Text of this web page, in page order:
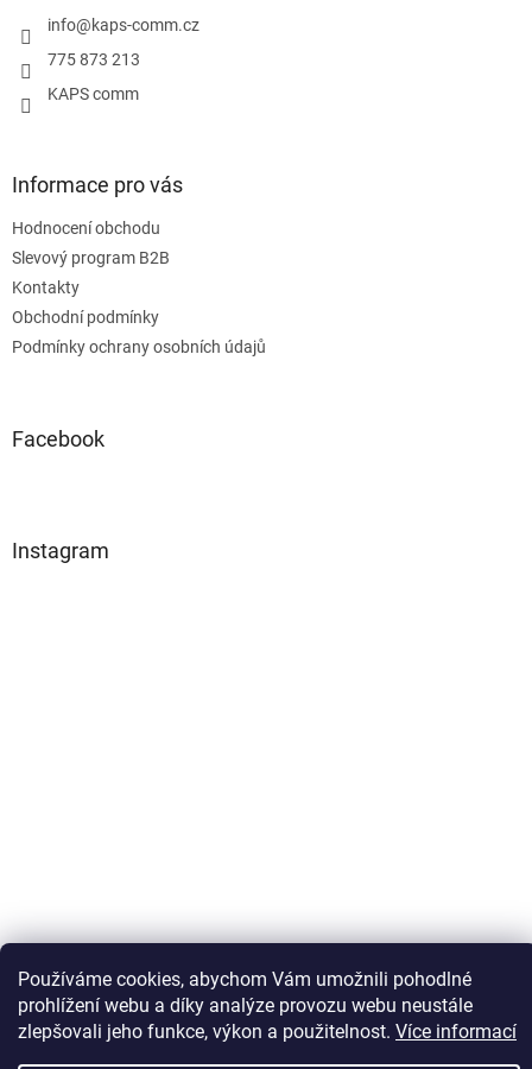
Používáme cookies, abychom Vám umožnili pohodlné
prohlížení webu a díky analýze provozu webu neustále
zlepšovali jeho funkce, výkon a použitelnost. Více informací
info@kaps-comm.cz
775 873 213
KAPS comm
Informace pro vás
Hodnocení obchodu
Slevový program B2B
Kontakty
Obchodní podmínky
Podmínky ochrany osobních údajů
Facebook
Instagram
Sledovat na Instagramu